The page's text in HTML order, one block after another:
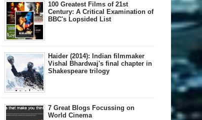
100 Greatest Films of 21st
Century: A Critical Examination of
BBC's Lopsided List
Haider (2014): Indian filmmaker
Vishal Bhardwaj's final chapter in
Shakespeare trilogy
7 Great Blogs Focussing on
World Cinema